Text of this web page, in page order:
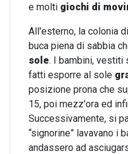
e molti giochi di
All'esterno, la colonia
buca piena di sabbia
sole. I bambini, vestiti
fatti esporre al sole
posizione prona che
15, poi mezz'ora ed
Successivamente, si
“signorine” lavavano i
andassero ad